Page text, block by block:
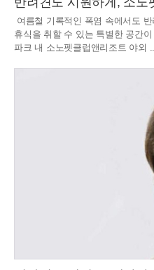
여름철 기록적인 폭염 속에서도
휴식을 취할 수 있는 특별한 공간
파크 내 소노펫클럽앤리조트 야외 ..